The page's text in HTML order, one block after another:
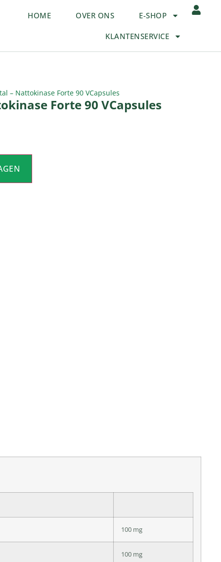
HOME OVER ONS E-SHOP
KLANTENSERVICE
– Nattokinase Forte 90 VCapsules
Forte 90 VCapsules
100 mg
100 mg